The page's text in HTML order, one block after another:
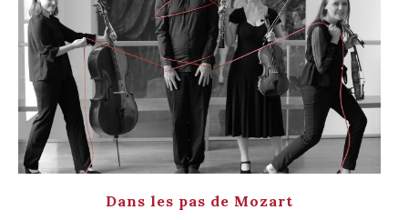
Dans les pas de Mozart